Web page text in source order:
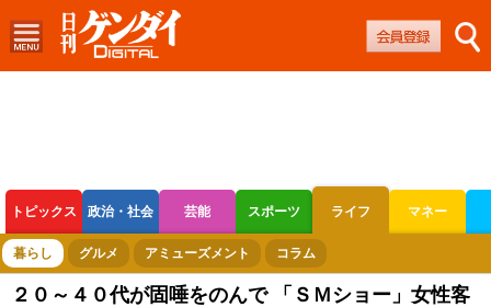
トピックス 政治・社会 芸能 スポーツ ライフ マネー
ボートレース 競輪 オートレース
暮らし グルメ アミューズメント コラム
２０～４０代が固唾をのんで 「ＳＭショー」女性客